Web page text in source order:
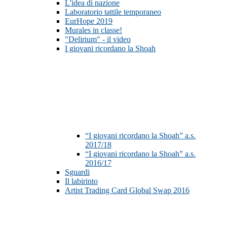
L'idea di nazione
Laboratorio tattile temporaneo
EurHope 2019
Murales in classe!
"Delirium" - il video
I giovani ricordano la Shoah
“I giovani ricordano la Shoah” a.s.
2017/18
“I giovani ricordano la Shoah” a.s.
2016/17
Sguardi
Il labirinto
Artist Trading Card Global Swap 2016